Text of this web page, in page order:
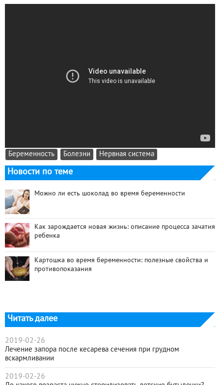
Беременность Болезни Нервная система
Новости по теме
Можно ли есть шоколад во время беременности
Как зарождается новая жизнь: описание процесса зачатия
ребенка
Картошка во время беременности: полезные свойства и
противопоказания
Читать далее
2019-02-26
Лечение запора после кесарева сечения при грудном
вскармливании
2019-02-26